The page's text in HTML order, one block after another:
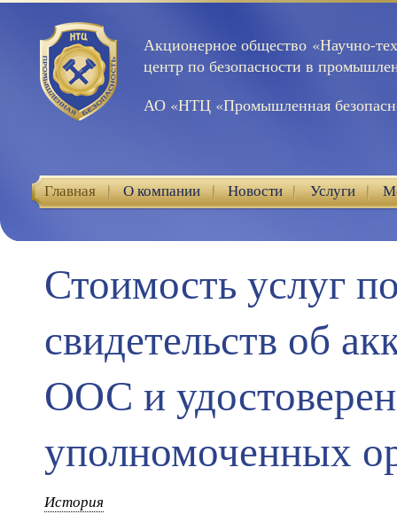
Акционерное общество «Научно-
центр по безопасности в
АО «НТЦ «Промышленная
Главная О компании Новости Услуги
Стоимость услуг
свидетельств об
ООС и
уполномоченных
История